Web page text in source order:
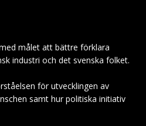
målet att bättre förklara
industri och det svenska folket.
för utvecklingen av
samt hur politiska initiativ